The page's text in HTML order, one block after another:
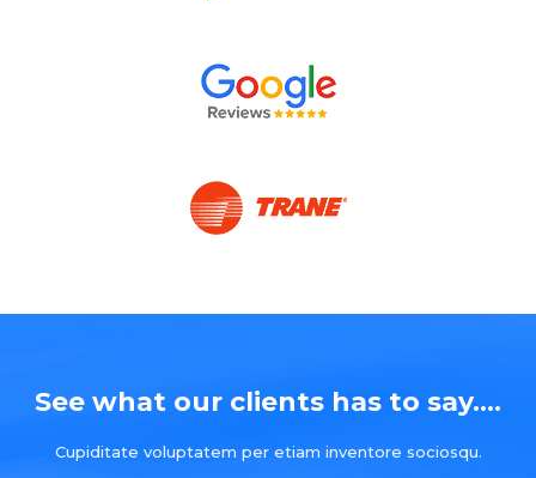
See what our clients has to say....
Cupiditate voluptatem per etiam inventore sociosqu.